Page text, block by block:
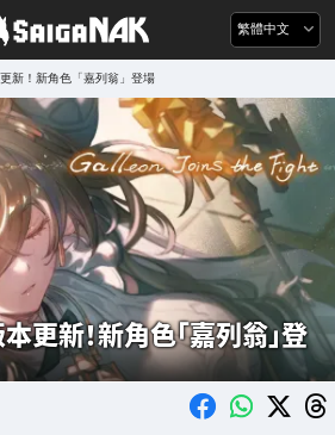
繁體中文
新！新角色「嘉列翁」登場
更新！新角色「嘉列翁」登